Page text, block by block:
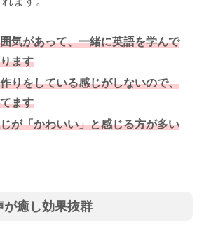
気があって、一緒に英語を学んで
ます
りをしている感じがしないので、
ます
が「かわいい」と感じる方が多い
が癒し効果抜群